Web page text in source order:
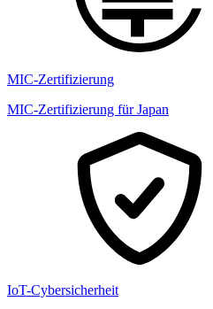
MIC-Zertifizierung
MIC-Zertifizierung für Japan
IoT-Cybersicherheit